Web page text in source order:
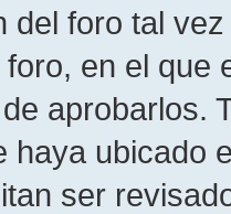
del foro tal
en el
aprobarlos.
haya ubicado
ser